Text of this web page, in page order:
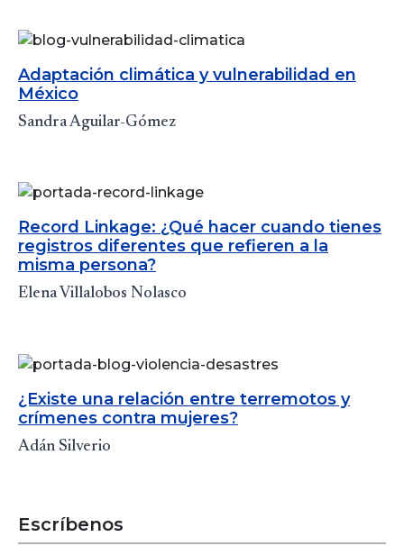
Adaptación climática y vulnerabilidad en
México
Sandra Aguilar-Gómez
Record Linkage: ¿Qué hacer cuando tienes
registros diferentes que refieren a la
misma persona?
Elena Villalobos Nolasco
¿Existe una relación entre terremotos y
crímenes contra mujeres?
Adán Silverio
Escríbenos